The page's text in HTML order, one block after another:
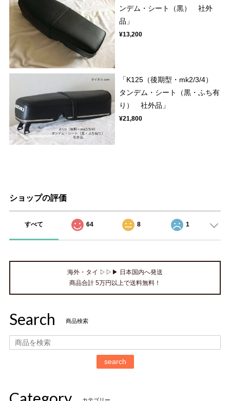
ンデム・シート（黒） 社外
品」
¥13,200
「K125（後期型・mk2/3/4）
タンデム・シート（黒・ふち有
り） 社外品」
¥21,800
ショップの評価
すべて 64 8 1
海外・タイ ▷▷▶ 日本国内へ発送
商品合計 5万円以上で送料無料！
Search 商品検索
search